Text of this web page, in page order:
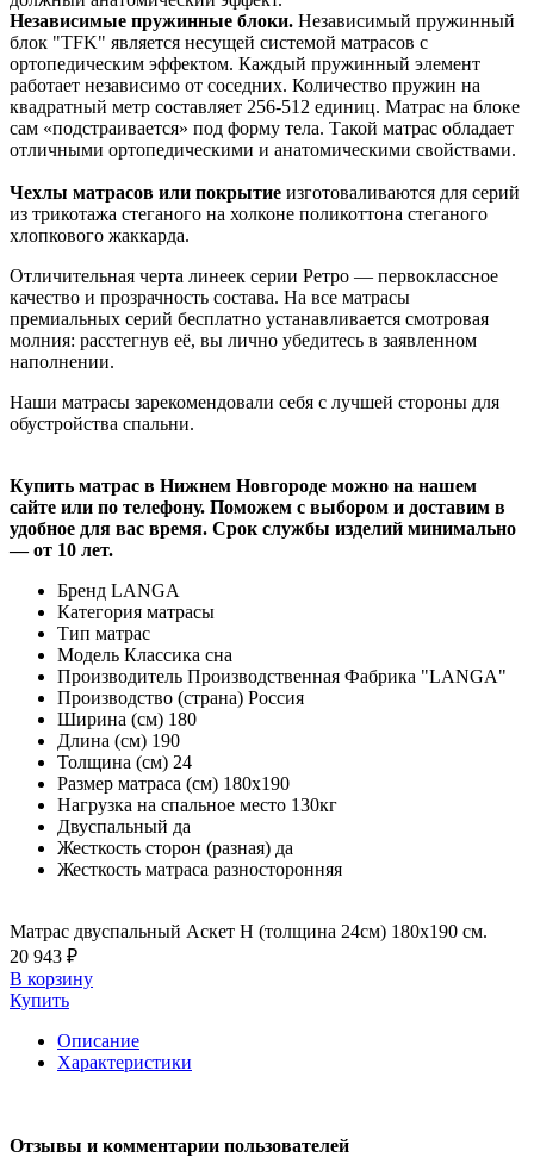
Независимые пружинные блоки. Независимый пружинный
блок "TFK" является несущей системой матрасов с
ортопедическим эффектом. Каждый пружинный элемент
работает независимо от соседних. Количество пружин на
квадратный метр составляет 256-512 единиц. Матрас на блоке
сам «подстраивается» под форму тела. Такой матрас обладает
отличными ортопедическими и анатомическими свойствами.
Чехлы матрасов или покрытие изготоваливаются для серий
из трикотажа стеганого на холконе поликоттона стеганого
хлопкового жаккарда.
Отличительная черта линеек серии Ретро — первоклассное
качество и прозрачность состава. На все матрасы
премиальных серий бесплатно устанавливается смотровая
молния: расстегнув её, вы лично убедитесь в заявленном
наполнении.
Наши матрасы зарекомендовали себя с лучшей стороны для
обустройства спальни.
Купить матрас в Нижнем Новгороде можно на нашем
сайте или по телефону. Поможем с выбором и доставим в
удобное для вас время. Срок службы изделий минимально
— от 10 лет.
Бренд LANGA
Категория матрасы
Тип матрас
Модель Классика сна
Производитель Производственная Фабрика "LANGA"
Производство (страна) Россия
Ширина (см) 180
Длина (см) 190
Толщина (см) 24
Размер матраса (см) 180х190
Нагрузка на спальное место 130кг
Двуспальный да
Жесткость сторон (разная) да
Жесткость матраса разносторонняя
Матрас двуспальный Аскет Н (толщина 24см) 180х190 см.
20 943 ₽
В корзину
Купить
Описание
Характеристики
Отзывы и комментарии пользователей